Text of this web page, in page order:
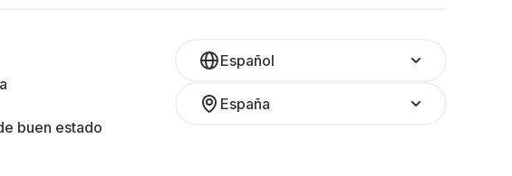
Español
España
buen estado